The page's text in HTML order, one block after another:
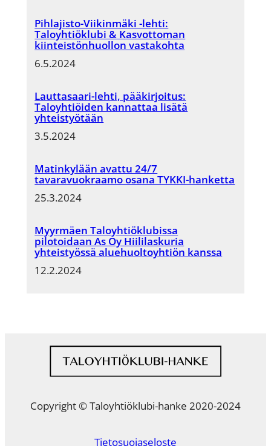
Pihlajisto-Viikinmäki -lehti:
Taloyhtiöklubi & Kasvottoman
kiinteistönhuollon vastakohta
6.5.2024
Lauttasaari-lehti, pääkirjoitus:
Taloyhtiöiden kannattaa lisätä
yhteistyötään
3.5.2024
Matinkylään avattu 24/7
tavaravuokraamo osana TYKKI-hanketta
25.3.2024
Myyrmäen Taloyhtiöklubissa
pilotoidaan As Oy Hiililaskuria
yhteistyössä aluehuoltoyhtiön kanssa
12.2.2024
Copyright © Taloyhtiöklubi-hanke 2020-2024
Tietosuojaseloste